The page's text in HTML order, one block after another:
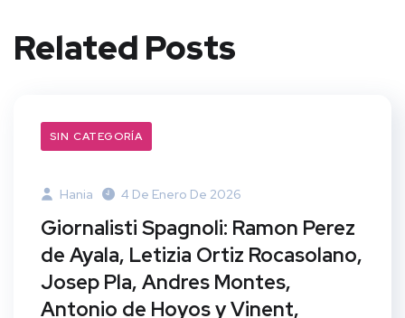
Related Posts
SIN CATEGORÍA
Hania 4 De Enero De 2026
Giornalisti Spagnoli: Ramon Perez
de Ayala, Letizia Ortiz Rocasolano,
Josep Pla, Andres Montes,
Antonio de Hoyos y Vinent,